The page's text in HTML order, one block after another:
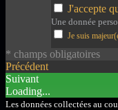
J'accepte
Une donnée
Je suis
* champs obligatoires
Précédent
Suivant
Loading...
Les données collectées au